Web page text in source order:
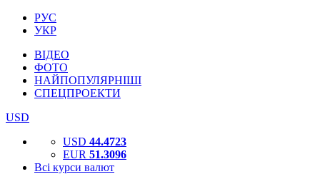
РУС
УКР
ВІДЕО
ФОТО
НАЙПОПУЛЯРНІШІ
СПЕЦПРОЕКТИ
USD
USD 44.4723
EUR 51.3096
Всі курси валют